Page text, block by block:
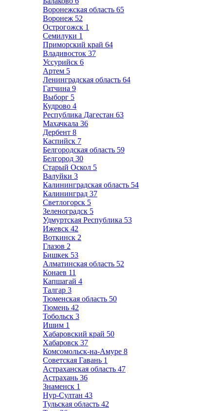
Воронежская область 65
Воронеж 52
Острогожск 1
Семилуки 1
Приморский край 64
Владивосток 37
Уссурийск 6
Артем 5
Ленинградская область 64
Гатчина 9
Выборг 5
Кудрово 4
Республика Дагестан 63
Махачкала 36
Дербент 8
Каспийск 7
Белгородская область 59
Белгород 30
Старый Оскол 5
Валуйки 3
Калининградская область 54
Калининград 37
Светлогорск 5
Зеленоградск 5
Удмуртская Республика 53
Ижевск 42
Воткинск 2
Глазов 2
Бишкек 53
Алматинская область 52
Конаев 11
Капшагай 4
Талгар 3
Тюменская область 50
Тюмень 42
Тобольск 3
Ишим 1
Хабаровский край 50
Хабаровск 37
Комсомольск-на-Амуре 8
Советская Гавань 1
Астраханская область 47
Астрахань 36
Знаменск 1
Нур-Султан 43
Тульская область 42